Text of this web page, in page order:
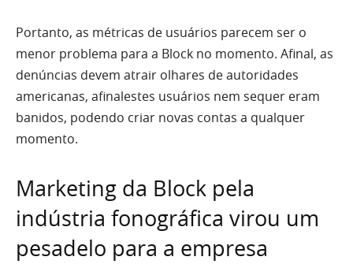
Portanto, as métricas de usuários parecem ser o
menor problema para a Block no momento. Afinal, as
denúncias devem atrair olhares de autoridades
americanas, afinalestes usuários nem sequer eram
banidos, podendo criar novas contas a qualquer
momento.
Marketing da Block pela
indústria fonográfica virou um
pesadelo para a empresa